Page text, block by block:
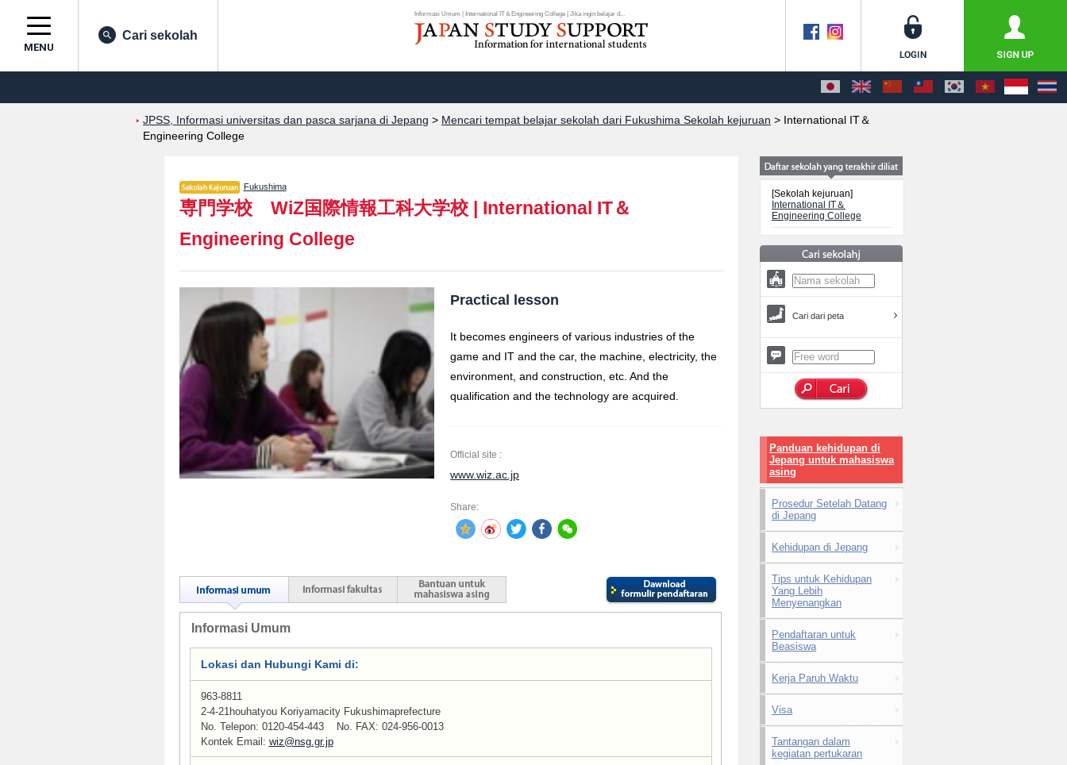
Informasi Umum | International IT＆Engineering College | Jika ingin belajar d...
MENU
Cari sekolah
JPSS, Informasi universitas dan pasca sarjana di Jepang > Mencari tempat belajar sekolah dari Fukushima Sekolah kejuruan > International IT＆
Engineering College
Fukushima
専門学校 WiZ国際情報工科大学校 | International IT＆
Engineering College
Practical lesson
It becomes engineers of various industries of the
game and IT and the car, the machine, electricity, the
environment, and construction, etc. And the
qualification and the technology are acquired.
Official site :
www.wiz.ac.jp
Share:
Informasi Umum
Lokasi dan Hubungi Kami di:
963-8811
2-4-21houhatyou Koriyamacity Fukushimaprefecture
No. Telepon: 0120-454-443No. FAX: 024-956-0013
Kontek Email: wiz@nsg.gr.jp
[Sekolah kejuruan]
International IT＆
Engineering College
Cari dari peta
Panduan kehidupan di
Jepang untuk mahasiswa
asing
Prosedur Setelah Datang
di Jepang
Kehidupan di Jepang
Tips untuk Kehidupan
Yang Lebih
Menyenangkan
Pendaftaran untuk
Beasiswa
Kerja Paruh Waktu
Visa
Tantangan dalam
kegiatan pertukaran